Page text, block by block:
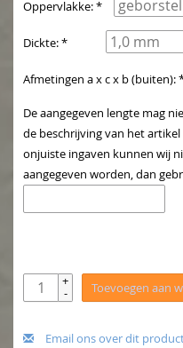
Oppervlakke: *
Dickte: *
Afmetingen a x c x b (buiten):
De aangegeven lengte mag
de beschrijving van het
onjuiste ingaven kunnen wij
aangegeven worden, dan
+
- Toevoegen aan
Email ons over dit